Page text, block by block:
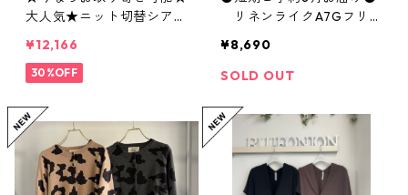
大人気★ニット切替シアー
té collier
¥12,166
30%OFF
リネンライクA7Gフリ
¥8,690
SOLD OUT